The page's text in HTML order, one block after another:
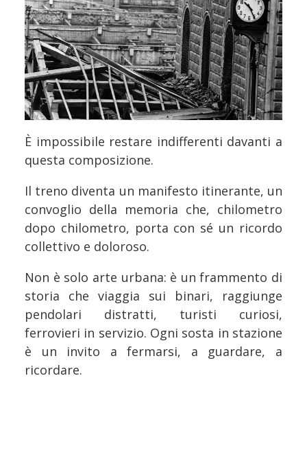
È impossibile restare indifferenti davanti a
questa composizione.
Il treno diventa un manifesto itinerante, un
convoglio della memoria che, chilometro
dopo chilometro, porta con sé un ricordo
collettivo e doloroso.
Non è solo arte urbana: è un frammento di
storia che viaggia sui binari, raggiunge
pendolari distratti, turisti curiosi,
ferrovieri in servizio. Ogni sosta in stazione
è un invito a fermarsi, a guardare, a
ricordare.